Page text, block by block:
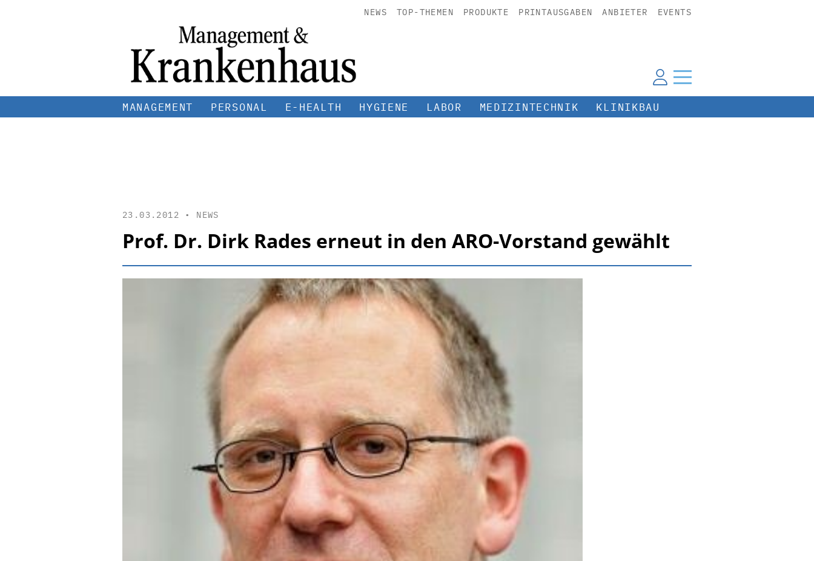
NEWS TOP-THEMEN PRODUKTE PRINTAUSGABEN ANBIETER EVENTS
MANAGEMENT PERSONAL E-HEALTH HYGIENE LABOR MEDIZINTECHNIK KLINIKBAU
23.03.2012 • NEWS
Prof. Dr. Dirk Rades erneut in den ARO-Vorstand gewählt